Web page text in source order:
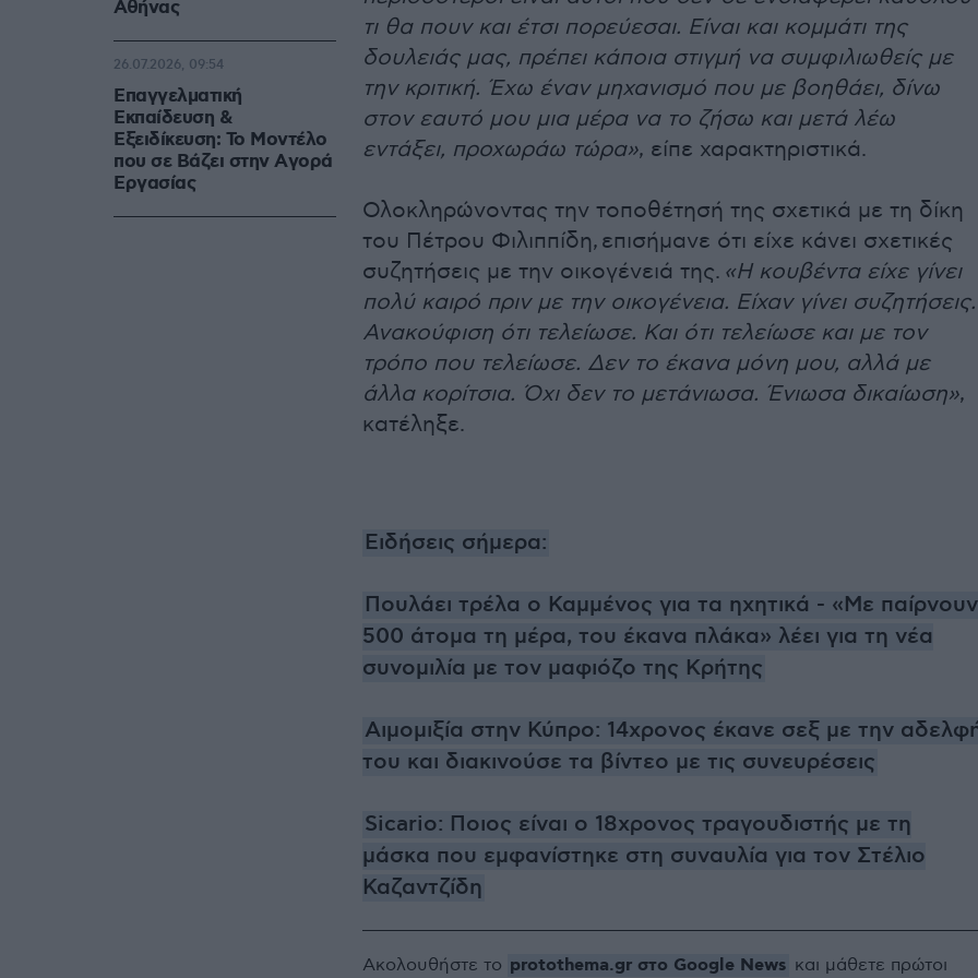
τι θα πουν και έτσι πορεύεσαι. Είναι και κομμάτι της
δουλειάς μας, πρέπει κάποια στιγμή να συμφιλιωθείς με
την κριτική. Έχω έναν μηχανισμό που με βοηθάει, δίνω
στον εαυτό μου μια μέρα να το ζήσω και μετά λέω
εντάξει, προχωράω τώρα», είπε χαρακτηριστικά.
Ολοκληρώνοντας την τοποθέτησή της σχετικά με τη δίκη
του Πέτρου Φιλιππίδη, επισήμανε ότι είχε κάνει σχετικές
συζητήσεις με την οικογένειά της. «Η κουβέντα είχε γίνει
πολύ καιρό πριν με την οικογένεια. Είχαν γίνει συζητήσεις.
Ανακούφιση ότι τελείωσε. Και ότι τελείωσε και με τον
τρόπο που τελείωσε. Δεν το έκανα μόνη μου, αλλά με
άλλα κορίτσια. Όχι δεν το μετάνιωσα. Ένιωσα δικαίωση»,
κατέληξε.
Ειδήσεις σήμερα:
Πουλάει τρέλα ο Καμμένος για τα ηχητικά - «Με παίρνουν
500 άτομα τη μέρα, του έκανα πλάκα» λέει για τη νέα
συνομιλία με τον μαφιόζο της Κρήτης
Αιμομιξία στην Κύπρο: 14χρονος έκανε σεξ με την
του και διακινούσε τα βίντεο με τις συνευρέσεις
Sicario: Ποιος είναι ο 18χρονος τραγουδιστής με τη
μάσκα που εμφανίστηκε στη συναυλία για τον Στέλιο
Καζαντζίδη
Αθήνας
Επαγγελματική
Εκπαίδευση &
Εξειδίκευση: Το Mοντέλο
που σε Bάζει στην Aγορά
Eργασίας
26.07.2026, 09:54
Ακολουθήστε το protothema.gr στο Google News και μάθετε πρώτοι